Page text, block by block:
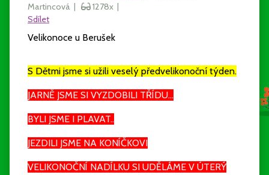
Martincová |
1278x |
Sdílet
Velikonoce u Berušek
S Dětmi jsme si užili veselý předvelikonoční týden.
JARNĚ JSME SI VYZDOBILI TŘÍDU...
BYLI JSME I PLAVAT..
JEZDILI JSME NA KONÍČKOVI
VELIKONOČNÍ NADÍLKU SI UDĚLÁME V ÚTERÝ